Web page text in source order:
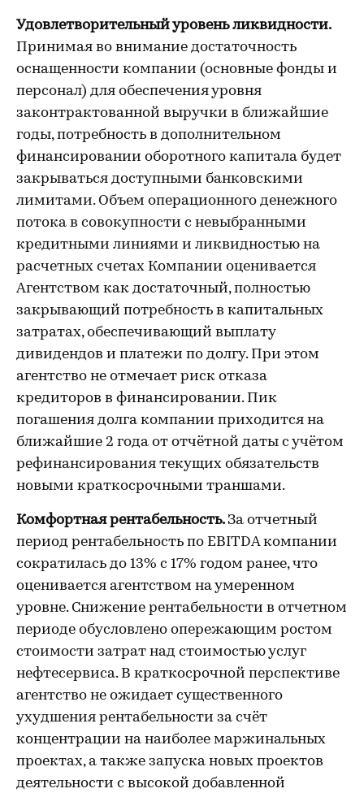
Удовлетворительный уровень ликвидности.
Принимая во внимание достаточность
оснащенности компании (основные фонды и
персонал) для обеспечения уровня
законтрактованной выручки в ближайшие
годы, потребность в дополнительном
финансировании оборотного капитала будет
закрываться доступными банковскими
лимитами. Объем операционного денежного
потока в совокупности с невыбранными
кредитными линиями и ликвидностью на
расчетных счетах Компании оценивается
Агентством как достаточный, полностью
закрывающий потребность в капитальных
затратах, обеспечивающий выплату
дивидендов и платежи по долгу. При этом
агентство не отмечает риск отказа
кредиторов в финансировании. Пик
погашения долга компании приходится на
ближайшие 2 года от отчётной даты с учётом
рефинансирования текущих обязательств
новыми краткосрочными траншами.
Комфортная рентабельность. За отчетный
период рентабельность по EBITDA компании
сократилась до 13% с 17% годом ранее, что
оценивается агентством на умеренном
уровне. Снижение рентабельности в отчетном
периоде обусловлено опережающим ростом
стоимости затрат над стоимостью услуг
нефтесервиса. В краткосрочной перспективе
агентство не ожидает существенного
ухудшения рентабельности за счёт
концентрации на наиболее маржинальных
проектах, а также запуска новых проектов
деятельности с высокой добавленной